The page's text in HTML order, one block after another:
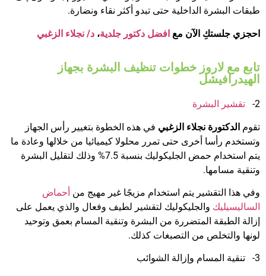
طبقات البشرة الداخلية حتى تبدو أكثر نقاء ونضارة.
احجزي جلستكِ الآن مع افضل دكتور جلدية، د/ نجلاء الزغبي
تابع مع لاروز خطوات تنظيف البشرة بجهاز
الهيدرافيشل
2- تقشير البشرة
تقوم الدكتورة نجلاء الزغبي في هذه الخطوة بتغيير رأس الجهاز
وتستخدم رأسا أخرى حتى تمرر محلولا كيميائيا من خلالها وعادة ما
يتم استخدام حمض الجليكوليك بنسبة 7.5% وذلك لتقليل البشرة
وتنقية مسامها.
وفي هذا التقشير يتم استخدام مزيجًا غير مهيج من أحماض
الساليسيليك والجليكوليك لتقشير لطيف وفعال والذي يعمل على
إزالة الطبقة المتضررة من البشرة وتنقية المسام بعمق وتوحيد
لونها والتخلص من التصبغات كذلك.
3- تنقية المسام وإزالة الشوائب